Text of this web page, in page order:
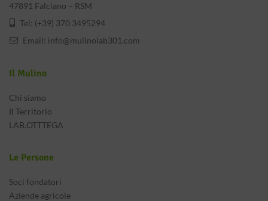
47891 Falciano – RSM
Tel: (+39) 370 3495294
Email: info@mulinolab301.com
Il Mulino
Chi siamo
Il Territorio
LAB.OTTTEGA
Le Persone
Soci fondatori
Aziende agricole